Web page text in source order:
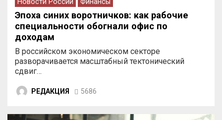
Новости России Финансы
Эпоха синих воротничков: как рабочие
специальности обогнали офис по
доходам
В российском экономическом секторе
разворачивается масштабный тектонический
сдвиг…
РЕДАКЦИЯ 5686